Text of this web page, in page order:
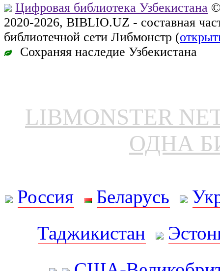
Цифровая библиотека Узбекистана
2020-2026, BIBLIO.UZ - составная
библиотечной сети Либмонстр (
Сохраняя наследие Узбекистана
LIBMONSTER
ОДНА
Россия Беларусь
Таджикистан